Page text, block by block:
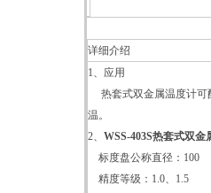
详细介绍
1、应用
热套式双金属温度计可
温。
2、WSS-403S热套式双金
标度盘公称直径：100
精度等级：1.0、1.5